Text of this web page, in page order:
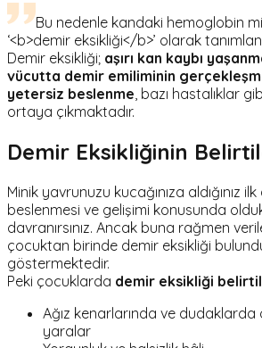
Bu nedenle kandaki hemoglobin
‘<b>demir eksikliği</b>’ olarak
Demir eksikliği; aşırı kan kaybı
vücutta demir emiliminin
yetersiz beslenme , bazı hastalıklar
ortaya çıkmaktadır.
Demir Eksikliğinin
Minik yavrunuzu kucağınıza aldığınız
beslenmesi ve gelişimi konusunda
davranırsınız. Ancak buna rağmen
çocuktan birinde demir eksikliği
göstermektedir.
Peki çocuklarda demir eksikliği
Ağız kenarlarında ve
yaralar